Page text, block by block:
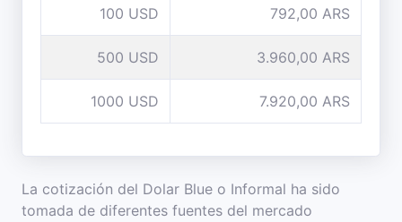
100 USD 792,00 ARS
500 USD 3.960,00 ARS
1000 USD 7.920,00 ARS
La cotización del Dolar Blue o Informal ha sido
tomada de diferentes fuentes del mercado